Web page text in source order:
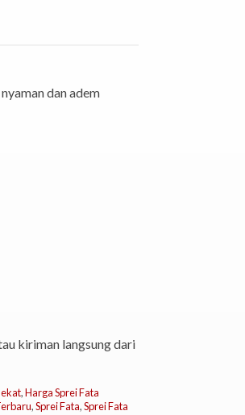
dan adem
kiriman langsung dari
,Harga Sprei Fata
,Sprei Fata,Sprei Fata